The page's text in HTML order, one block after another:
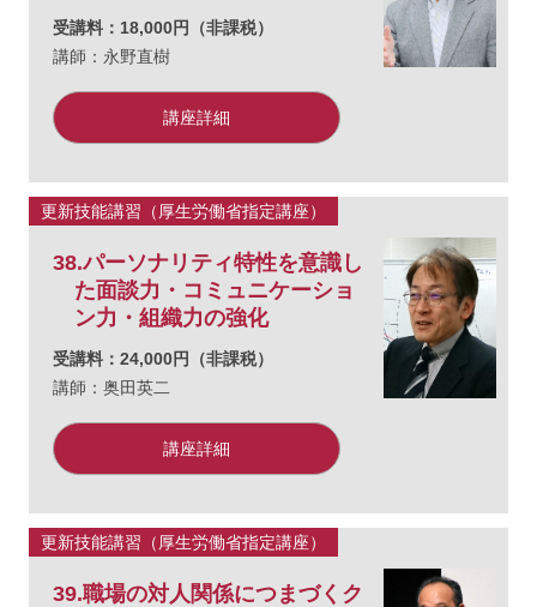
受講料：18,000円（非課税）
講師：永野直樹
講座詳細
更新技能講習（厚生労働省指定講座）
38.パーソナリティ特性を意識し
た面談力・コミュニケーショ
ン力・組織力の強化
受講料：24,000円（非課税）
講師：奥田英二
講座詳細
更新技能講習（厚生労働省指定講座）
39.職場の対人関係につまづくク